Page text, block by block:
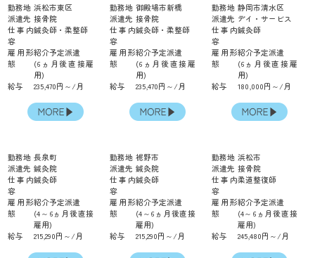
勤務地 浜松市東区
派遣先 接骨院
仕事内
容
鍼灸師・柔整師
雇用形
態
紹介予定派遣
(6ヵ月後直接雇
用)
給与
235,470円～/月
勤務地 御殿場市新橋
派遣先 接骨院
仕事内
容
鍼灸師・柔整師
雇用形
態
紹介予定派遣
(6ヵ月後直接雇
用)
給与
235,470円～/月
勤務地 静岡市清水区
派遣先 デイ・サービス
仕事内
容
鍼灸師
雇用形
態
紹介予定派遣
(6ヵ月後直接雇
用)
給与
180,000円～/月
勤務地 長泉町
派遣先 鍼灸院
仕事内
容
鍼灸師
雇用形
態
紹介予定派遣
(4～6ヵ月後直接
雇用)
給与
215,290円～/月
勤務地 裾野市
派遣先 鍼灸院
仕事内
容
鍼灸師
雇用形
態
紹介予定派遣
(4～6ヵ月後直接
雇用)
給与
215,290円～/月
勤務地 浜松市
派遣先 接骨院
仕事内
容
柔道整復師
雇用形
態
紹介予定派遣
(4～6ヵ月後直接
雇用)
給与
245,480円～/月